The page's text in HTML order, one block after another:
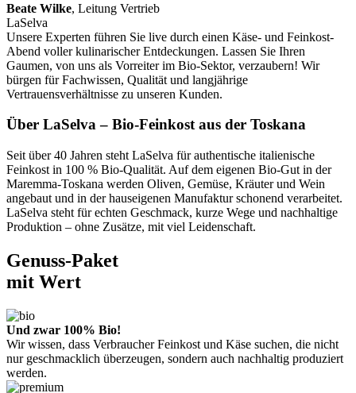
Beate Wilke, Leitung Vertrieb
LaSelva
Unsere Experten führen Sie live durch einen Käse- und Feinkost-
Abend voller kulinarischer Entdeckungen. Lassen Sie Ihren
Gaumen, von uns als Vorreiter im Bio-Sektor, verzaubern! Wir
bürgen für Fachwissen, Qualität und langjährige
Vertrauensverhältnisse zu unseren Kunden.
Über LaSelva – Bio-Feinkost aus der Toskana
Seit über 40 Jahren steht LaSelva für authentische italienische
Feinkost in 100 % Bio-Qualität. Auf dem eigenen Bio-Gut in der
Maremma-Toskana werden Oliven, Gemüse, Kräuter und Wein
angebaut und in der hauseigenen Manufaktur schonend verarbeitet.
LaSelva steht für echten Geschmack, kurze Wege und nachhaltige
Produktion – ohne Zusätze, mit viel Leidenschaft.
Genuss-Paket
mit Wert
Und zwar 100% Bio!
Wir wissen, dass Verbraucher Feinkost und Käse suchen, die nicht
nur geschmacklich überzeugen, sondern auch nachhaltig produziert
werden.